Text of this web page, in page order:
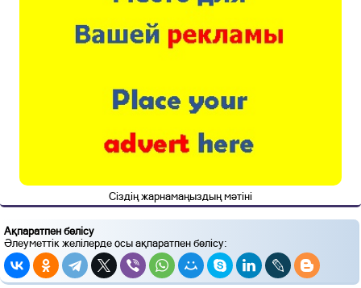
Сіздің жарнамаңыздың мәтіні
Ақпаратпен бөлісу
Әлеуметтік желілерде осы ақпаратпен бөлісу: